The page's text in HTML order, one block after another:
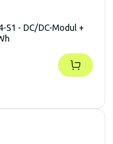
S1 - DC/DC-Modul +